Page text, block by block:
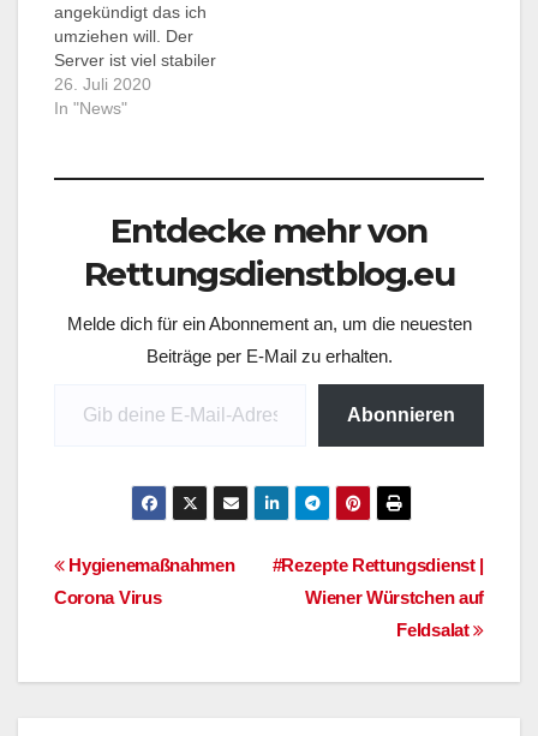
Ganzkörperbestrahlun
gen bestimmt die
Dosis, wie
schwerwiegend
gesundheitliche Folgen
News von
angekündigt das ich
umziehen will. Der
Server ist viel stabiler
und besser zu
handhaben als hier bei
Adresse nicht
schreib ich euch heut
mitziehen möchte sollte
die…
26. Juli 2020
In "News"
Entdecke mehr von
Rettungsdienstblog.eu
Melde dich für ein Abonnement an, um die neuesten
Beiträge per E-Mail zu erhalten.
Abonnieren
Beitragsnavigation
#Rezepte Rettungsdienst |
Wiener Würstchen auf
Feldsalat
Hygienemaßnahmen
Corona Virus